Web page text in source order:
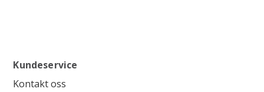
Kundeservice
Kontakt oss